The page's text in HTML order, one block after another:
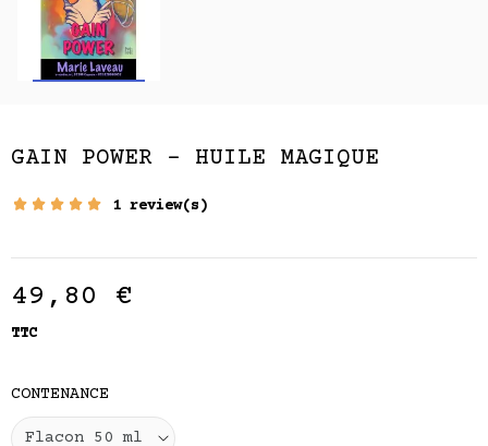
GAIN POWER - HUILE MAGIQUE
1 review(s)
49,80 €
TTC
CONTENANCE